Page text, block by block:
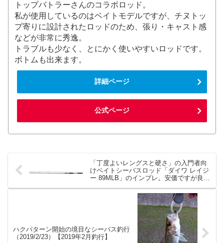
トップバトラーさんのコラボロッド。
私が使用しているのはベイトモデルですが、チヌトッ
プ寄りに設計されたロッドのため、張り・キャスト感
などが非常に秀逸。
トラブルも少なく、とにかく使いやすいロッドです。
ボトムも出来ます。
詳細ページ
公式ページ
「丁度よいレングスと硬さ」の入門者向
けベイトシーバスロッド「ダイワ レイジ
ー 89MLB」のインプレ。安価ですが良い
ハクパターン開始の境目なシーバス釣行
（2019/2/23）【2019年2月釣行】